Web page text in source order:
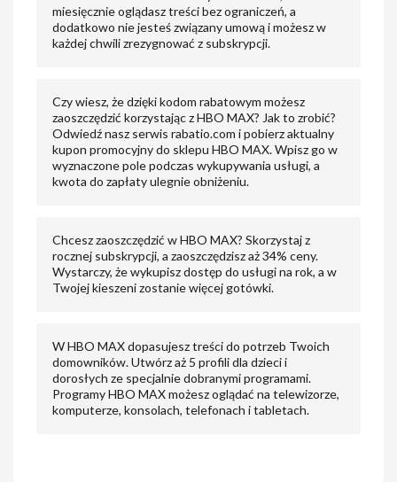
miesięcznie oglądasz treści bez ograniczeń, a
dodatkowo nie jesteś związany umową i możesz w
każdej chwili zrezygnować z subskrypcji.
Czy wiesz, że dzięki kodom rabatowym możesz
zaoszczędzić korzystając z HBO MAX? Jak to zrobić?
Odwiedź nasz serwis rabatio.com i pobierz aktualny
kupon promocyjny do sklepu HBO MAX. Wpisz go w
wyznaczone pole podczas wykupywania usługi, a
kwota do zapłaty ulegnie obniżeniu.
Chcesz zaoszczędzić w HBO MAX? Skorzystaj z
rocznej subskrypcji, a zaoszczędzisz aż 34% ceny.
Wystarczy, że wykupisz dostęp do usługi na rok, a w
Twojej kieszeni zostanie więcej gotówki.
W HBO MAX dopasujesz treści do potrzeb Twoich
domowników. Utwórz aż 5 profili dla dzieci i
dorosłych ze specjalnie dobranymi programami.
Programy HBO MAX możesz oglądać na telewizorze,
komputerze, konsolach, telefonach i tabletach.